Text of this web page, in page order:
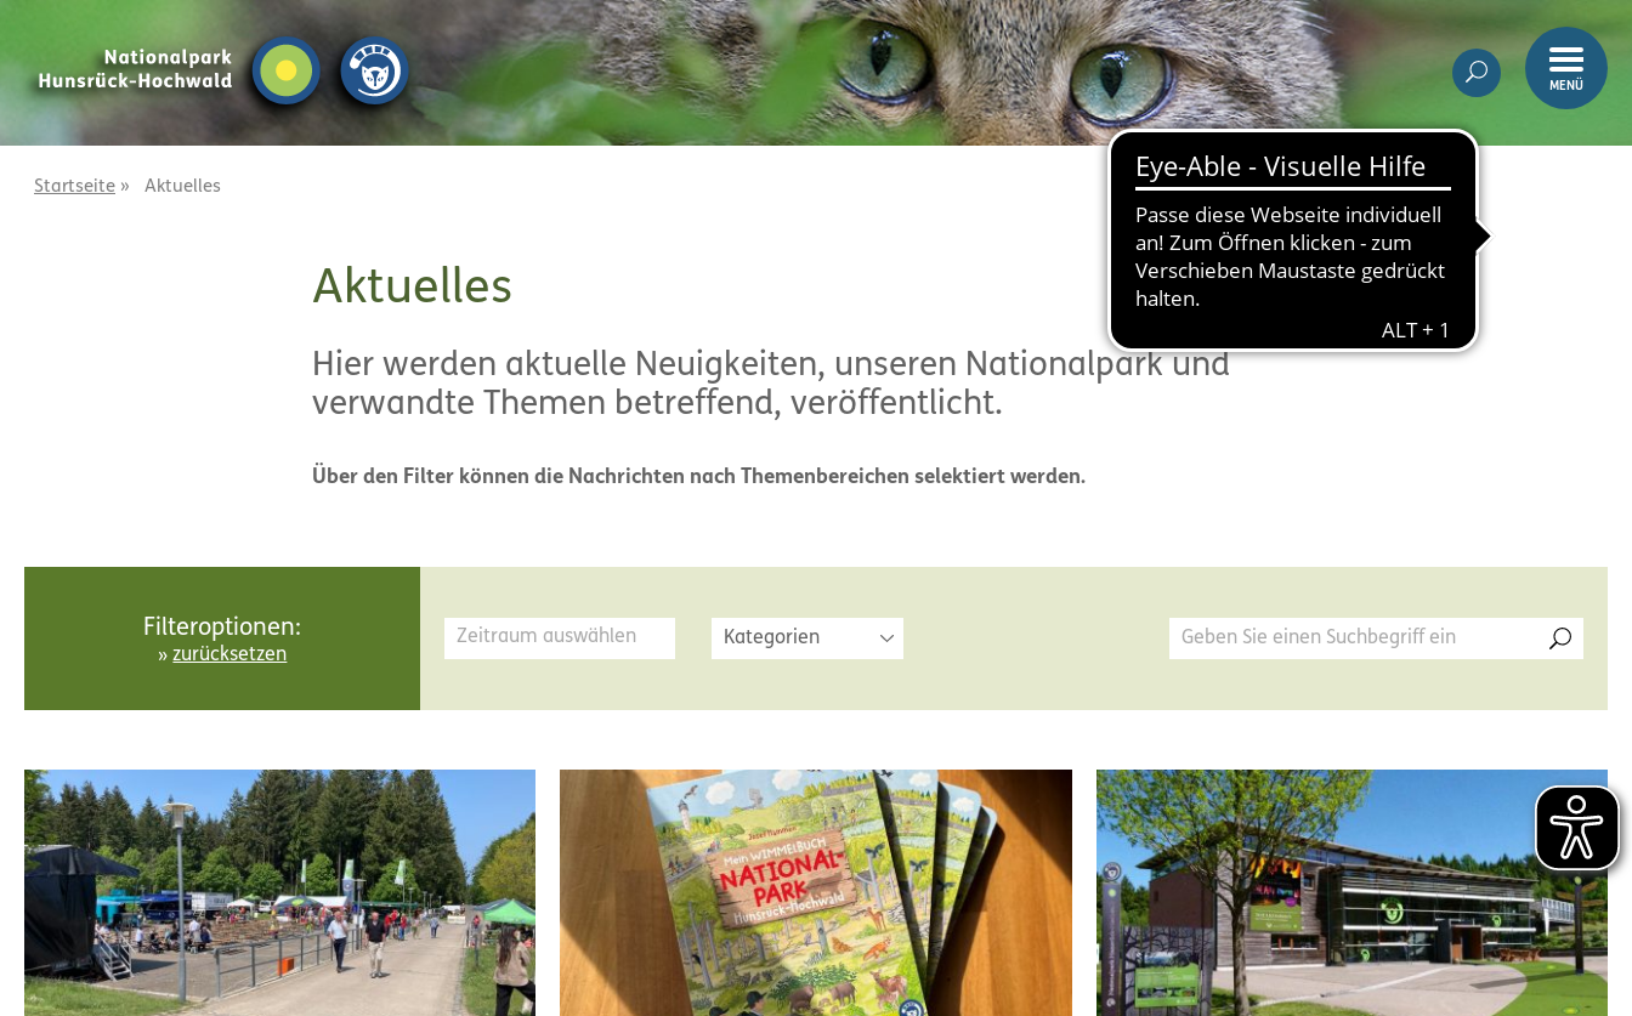
MENÜ
Startseite » Aktuelles
Aktuelles
Hier werden aktuelle Neuigkeiten, unseren Nationalpark und
verwandte Themen betreffend, veröffentlicht.
Über den Filter können die Nachrichten nach Themenbereichen selektiert werden.
Filteroptionen:
zurücksetzen
Kategorien